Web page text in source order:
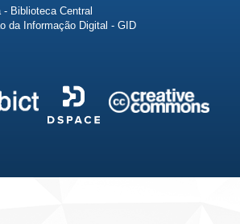
Biblioteca Central
da Informação Digital - GID